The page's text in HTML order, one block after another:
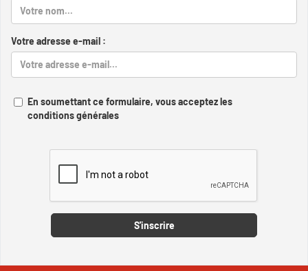
Votre adresse e-mail :
En soumettant ce formulaire, vous acceptez les
conditions générales
S'inscrire